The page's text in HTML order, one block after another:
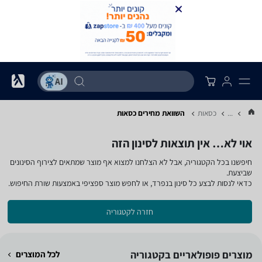
... כסאות השוואת מחירים כסאות
אוי לא… אין תוצאות לסינון הזה
חיפשנו בכל הקטגוריה, אבל לא הצלחנו למצוא אף מוצר שמתאים לצירוף הסינונים
שביצעת.
כדאי לנסות לבצע כל סינון בנפרד, או לחפש מוצר ספציפי באמצעות שורת החיפוש.
חזרה לקטגוריה
מוצרים פופולאריים בקטגוריה לכל המוצרים